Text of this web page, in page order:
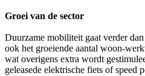
Groei van de sector
Duurzame mobiliteit gaat verder
ook het groeiende aantal woon-
wat overigens extra wordt
geleasede elektrische fiets of speed